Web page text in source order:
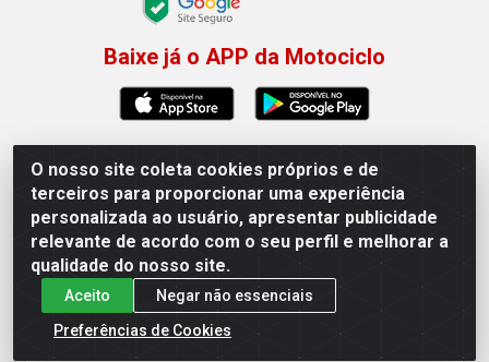
Permitir que a Motociclo envie notificações com
novidades e ofertas exclusivas.
Powered by SendPulse
×
O nosso site coleta cookies próprios e de
terceiros para proporcionar uma experiência
personalizada ao usuário, apresentar publicidade
relevante de acordo com o seu perfil e melhorar a
qualidade do nosso site.
Aceito
Negar não essenciais
Preferências de Cookies
Baixe já o APP da Motociclo
Motociclo - Rua Francisco Sousa dos Santos, 731 -
Jardim Limoeiro, Serra/ES - CEP 29.164-153 - CNPJ
01.407.607/0001-53